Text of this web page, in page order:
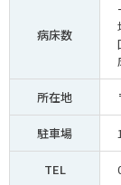
病床数
所在地
駐車場
TEL